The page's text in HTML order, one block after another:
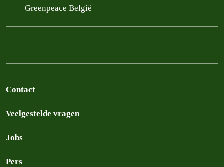
Greenpeace België
Contact
Veelgestelde vragen
Jobs
Pers